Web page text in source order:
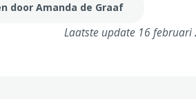
door Amanda de Graaf
Laatste update 16 februari